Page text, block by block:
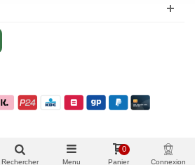
Rechercher Menu Panier
0
Connexion